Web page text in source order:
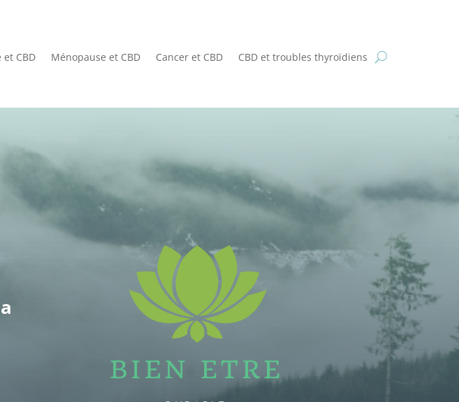
CBD Ménopause et CBD Cancer et CBD CBD et troubles thyroïdiens